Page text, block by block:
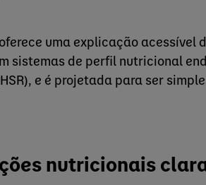
uma explicação acessível
sistemas de perfil nutricional
e é projetada para ser
nutricionais